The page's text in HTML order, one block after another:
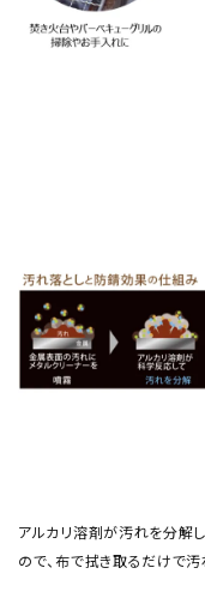
アルカリ溶剤が汚れを分解
ので、布で拭き取るだけで汚